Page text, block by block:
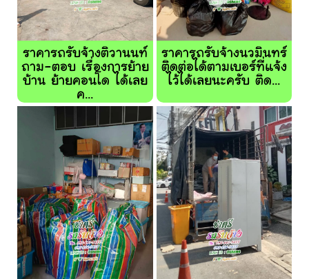
ราคารถรับจ้างติวานนท์
ถาม-ตอบ เรื่องการย้าย
บ้าน ย้ายคอนโด ได้เลย
ค...
ราคารถรับจ้างนวมินทร์
ติดต่อได้ตามเบอร์ที่แจ้ง
ไว้ได้เลยนะครับ ติด...